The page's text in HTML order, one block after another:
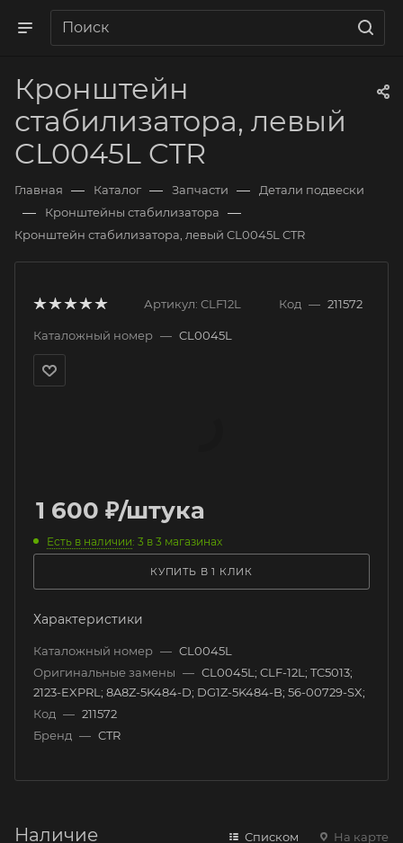
Кронштейн
стабилизатора, левый
CL0045L CTR
Главная — Каталог — Запчасти — Детали подвески
— Кронштейны стабилизатора —
Кронштейн стабилизатора, левый CL0045L CTR
Артикул: CLF12L Код — 211572
Каталожный номер — CL0045L
1 600 ₽/штука
Есть в наличии: 3 в 3 магазинах
КУПИТЬ В 1 КЛИК
Характеристики
Каталожный номер — CL0045L
Оригинальные замены — CL0045L; CLF-12L; TC5013;
2123-EXPRL; 8A8Z-5K484-D; DG1Z-5K484-B; 56-00729-SX;
Код — 211572
Бренд — CTR
Наличие Списком На карте